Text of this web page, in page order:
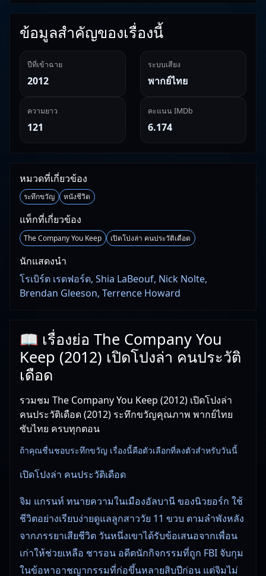
ข้อมูลสำคัญของเรื่องนี้
ปีที่เข้าฉาย
2012
ระบบเสียง
พากย์ไทย
ความยาว
121
คะแนน IMDb
6.174
หมวดที่เกี่ยวข้อง
ระทึกขวัญ หนังชีวิต
แท็กที่เกี่ยวข้อง
The Company You Keep เปิดโปงล่า คนประวัติเดือด
นักแสดงนำ
โรเบิร์ต เรดฟอร์ด, Shia LaBeouf, Nick Nolte,
Brendan Gleeson, Terrence Howard
📖 เรื่องย่อ The Company You
Keep (2012) เปิดโปงล่า คนประวัติ
เดือด
รวมชม The Company You Keep (2012) เปิดโปงล่า
คนประวัติเดือด (2012) ระทึกขวัญคุณภาพ พากย์ไทย
ซับไทย ครบทุกตอน
ถ้าคุณชื่นชอบระทึกขวัญ เรื่องนี้คือตัวเลือกที่ลงตัวสำหรับวันนี้
เปิดโปงล่า คนประวัติเดือด
จิม แกรนท์ ทนายความในเมืองอัลบานี ของนิวยอร์ก ใช้
ชีวิตอย่างเรียบง่ายดูแลลูกสาววัย 11 ขวบ ตามลำพังหลัง
จากภรรยาเสียชีวิต วันหนึ่งเขาได้รับข้อเสนอจากเพื่อน
เก่าให้ช่วยเหลือ ชารอน อดีตนักกิจกรรมที่ถูก FBI จับกุม
ในข้อหาอาชญากรรมที่ก่อขึ้นหลายสิบปีก่อน แต่จิมไม่